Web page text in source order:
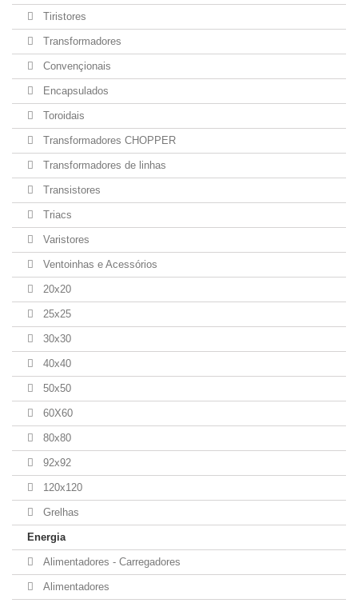
Tiristores
Transformadores
Convençionais
Encapsulados
Toroidais
Transformadores CHOPPER
Transformadores de linhas
Transistores
Triacs
Varistores
Ventoinhas e Acessórios
20x20
25x25
30x30
40x40
50x50
60X60
80x80
92x92
120x120
Grelhas
Energia
Alimentadores - Carregadores
Alimentadores